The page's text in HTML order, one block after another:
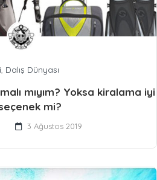
, Dalış Dünyası
mıyım? Yoksa kiralama iyi
mi?
3 Ağustos 2019